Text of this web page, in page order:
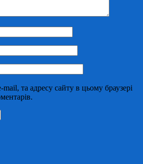
та адресу сайту в цьому браузері